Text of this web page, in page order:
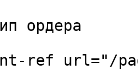
ордера
ref url="/